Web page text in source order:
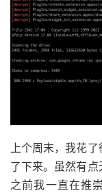
上个周末，我花
了下来。虽然有点
之前我一直在推